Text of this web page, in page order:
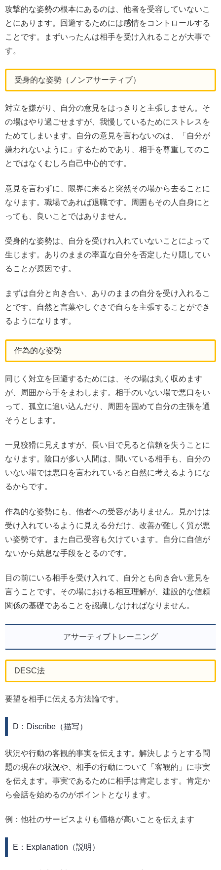
攻撃的な姿勢の根本にあるのは、他者を受容していないこ
とにあります。回避するためには感情をコントロールする
ことです。まずいったんは相手を受け入れることが大事で
す。
受身的な姿勢（ノンアサーティブ）
対立を嫌がり、自分の意見をはっきりと主張しません。そ
の場はやり過ごせますが、我慢しているためにストレスを
ためてしまいます。自分の意見を言わないのは、「自分が
嫌われないように」するためであり、相手を尊重してのこ
とではなくむしろ自己中心的です。
意見を言わずに、限界に来ると突然その場から去ることに
なります。職場であれば退職です。周囲もその人自身にと
っても、良いことではありません。
受身的な姿勢は、自分を受けれ入れていないことによって
生じます。ありのままの率直な自分を否定したり隠してい
ることが原因です。
まずは自分と向き合い、ありのままの自分を受け入れるこ
とです。自然と言葉やしぐさで自らを主張することができ
るようになります。
作為的な姿勢
同じく対立を回避するためには、その場は丸く収めます
が、周囲から手をまわします。相手のいない場で悪口をい
って、孤立に追い込んだり、周囲を固めて自分の主張を通
そうとします。
一見狡猾に見えますが、長い目で見ると信頼を失うことに
なります。陰口が多い人間は、聞いている相手も、自分の
いない場では悪口を言われていると自然に考えるようにな
るからです。
作為的な姿勢にも、他者への受容がありません。見かけは
受け入れているように見える分だけ、改善が難しく質が悪
い姿勢です。また自己受容も欠けています。自分に自信が
ないから姑息な手段をとるのです。
目の前にいる相手を受け入れて、自分とも向き合い意見を
言うことです。その場における相互理解が、建設的な信頼
関係の基礎であることを認識しなければなりません。
アサーティブトレーニング
DESC法
要望を相手に伝える方法論です。
D：Discribe（描写）
状況や行動の客観的事実を伝えます。解決しようとする問
題の現在の状況や、相手の行動について「客観的」に事実
を伝えます。事実であるために相手は肯定します。肯定か
ら会話を始めるのがポイントとなります。
例：他社のサービスよりも価格が高いことを伝えます
E：Explanation（説明）